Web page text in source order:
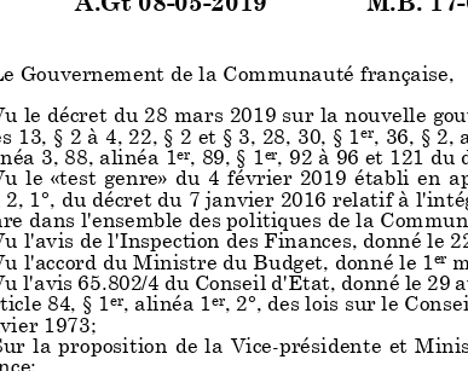
. - DISPOSITIONS COMMUNES A
CONSULTATIFS
CHAPITRE I er
. - Disposition
2. - Les organes consultatifs suivants
prévues par le présent décret, à
des politiques culturelles :
le Conseil ;
le Conseil de la Langue française, des
Politiques linguistiques ;
les chambres de concertation ;
les commissions d'avis ;
Gouvernement de la Communauté française,
le décret du 28 mars 2019 sur la nouvelle
13, § 2 à 4, 22, § 2 et § 3, 28, 30, § 1 er, 36, § 2,
3, 88, alinéa 1er, 89, § 1 er
, 92 à 96 et 121 du
le «test genre» du 4 février 2019 ét
abli en
2, 1°, du décret du 7 janvier 2016 relatif à
dans l'ensemble des politiques de la
l'avis de l'Inspection des Finances, donné le
l'accord du Ministre du Budget, donné le 1 er
l'avis 65.802/4 du Conseil d'Etat , donné le
84, § 1 er, alinéa 1 er, 2°, des lois sur le
1973;
la proposition de la Vice-présidente et